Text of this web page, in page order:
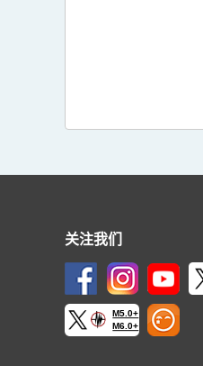
关注我们
M5.0+
M6.0+